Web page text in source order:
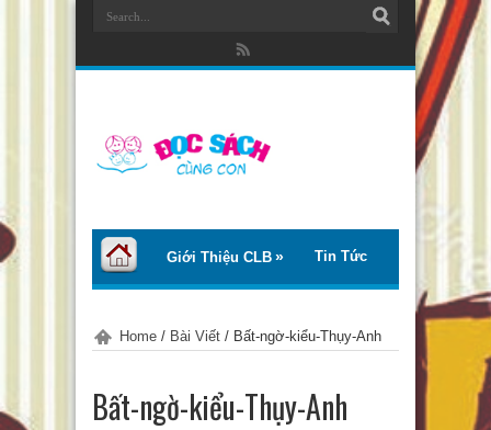
Giới Thiệu CLB Tin Tức
Chào Tiếng Việt
Home / Bài Viết / Bất-ngờ-kiểu-Thụy-Anh
Bất-ngờ-kiểu-Thụy-Anh